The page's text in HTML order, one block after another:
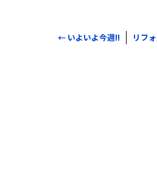
← いよいよ今週!! リフ